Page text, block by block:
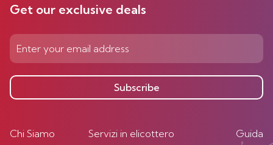
Get our exclusive deals
Subscribe
Chi Siamo
Servizi in elicottero
Guida